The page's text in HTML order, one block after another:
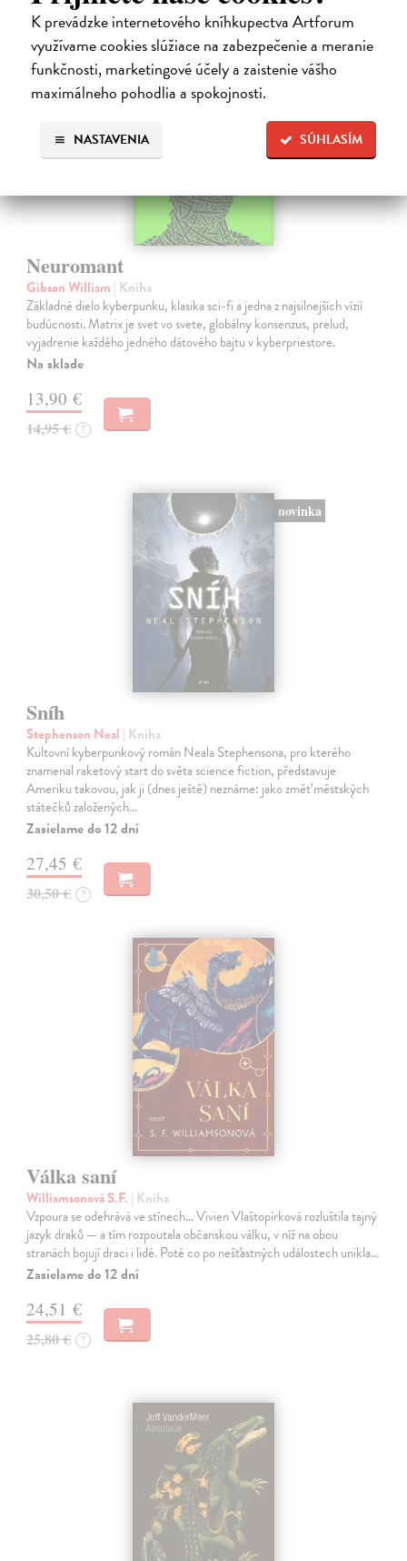
K prevádzke internetového kníhkupectva Artforum
využívame cookies slúžiace na zabezpečenie a meranie
funkčnosti, marketingové účely a zaistenie vášho
maximálneho pohodlia a spokojnosti.
SÚHLASÍM
NASTAVENIA
na sklade
Neuromant
Gibson William | Kniha
Základné dielo kyberpunku, klasika sci-fi a jedna z najsilnejších vízií
budúcnosti. Matrix je svet vo svete, globálny konsenzus, prelud,
vyjadrenie každého jedného dátového bajtu v kyberpriestore.
Na sklade
13,90 €
14,95 € ?
novinka
Sníh
Stephenson Neal | Kniha
Kultovní kyberpunkový román Neala Stephensona, pro kterého
znamenal raketový start do světa science fiction, představuje
Ameriku takovou, jak ji (dnes ještě) neznáme: jako změť městských
státečků založených…
Zasielame do 12 dní
27,45 €
30,50 € ?
Válka saní
Williamsonová S.F. | Kniha
Vzpoura se odehrává ve stínech… Vivien Vlaštopírková rozluštila tajný
jazyk draků — a tím rozpoutala občanskou válku, v níž na obou
stranách bojují draci i lidé. Poté co po nešťastných událostech unikla…
Zasielame do 12 dní
24,51 €
25,80 € ?